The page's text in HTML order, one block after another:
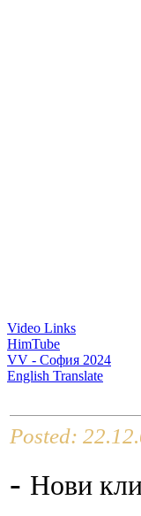
Video Links
HimTube
VV - София 2024
English Translate
Posted:
- Нови